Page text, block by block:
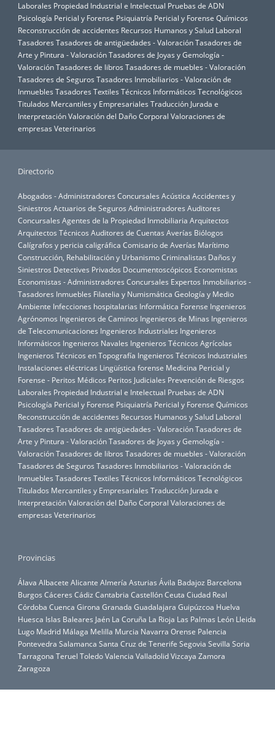
Laborales Propiedad Industrial e Intelectual Pruebas de ADN
Psicología Pericial y Forense Psiquiatría Pericial y Forense Químicos
Reconstrucción de accidentes Recursos Humanos y Salud Laboral
Tasadores Tasadores de antigüedades - ValoraciónTasadores de
Arte y Pintura - ValoraciónTasadores de Joyas y Gemología -
ValoraciónTasadores de libros Tasadores de muebles - Valoración
Tasadores de Seguros Tasadores Inmobiliarios - Valoración de
Inmuebles Tasadores Textiles Técnicos Informáticos Tecnológicos
Titulados Mercantiles y Empresariales Traducción Jurada e
InterpretaciónValoración del Daño Corporal Valoraciones de
empresas Veterinarios
Directorio
Abogados - Administradores Concursales Acústica Accidentes y
Siniestros Actuarios de Seguros Administradores Auditores
Concursales Agentes de la Propiedad Inmobiliaria Arquitectos
Arquitectos Técnicos Auditores de Cuentas Averías Biólogos
Calígrafos y pericia caligráfica Comisario de Averías Marítimo
Construcción, Rehabilitación y UrbanismoCriminalistas Daños y
Siniestros Detectives Privados Documentoscópicos Economistas
Economistas - Administradores Concursales Expertos Inmobiliarios -
Tasadores Inmuebles Filatelia y Numismática Geología y Medio
Ambiente Infecciones hospitalarias Informática Forense Ingenieros
Agrónomos Ingenieros de Caminos Ingenieros de Minas Ingenieros
de Telecomunicaciones Ingenieros Industriales Ingenieros
Informáticos Ingenieros Navales Ingenieros Técnicos Agrícolas
Ingenieros Técnicos en Topografía Ingenieros Técnicos Industriales
Instalaciones eléctricas Lingüística forense Medicina Pericial y
Forense - Peritos Médicos Peritos Judiciales Prevención de Riesgos
Laborales Propiedad Industrial e Intelectual Pruebas de ADN
Psicología Pericial y Forense Psiquiatría Pericial y Forense Químicos
Reconstrucción de accidentes Recursos Humanos y Salud Laboral
Tasadores Tasadores de antigüedades - ValoraciónTasadores de
Arte y Pintura - ValoraciónTasadores de Joyas y Gemología -
ValoraciónTasadores de libros Tasadores de muebles - Valoración
Tasadores de Seguros Tasadores Inmobiliarios - Valoración de
Inmuebles Tasadores Textiles Técnicos Informáticos Tecnológicos
Titulados Mercantiles y Empresariales Traducción Jurada e
InterpretaciónValoración del Daño Corporal Valoraciones de
empresas Veterinarios
Provincias
Álava Albacete Alicante Almería Asturias Ávila Badajoz Barcelona
Burgos Cáceres Cádiz Cantabria CastellónCeuta Ciudad Real
Córdoba Cuenca Girona Granada Guadalajara Guipúzcoa Huelva
Huesca Islas Baleares Jaén La Coruña La Rioja Las Palmas León Lleida
Lugo Madrid Málaga Melilla Murcia Navarra Orense Palencia
Pontevedra Salamanca Santa Cruz de Tenerife Segovia Sevilla Soria
Tarragona Teruel ToledoValencia ValladolidVizcaya Zamora
Zaragoza